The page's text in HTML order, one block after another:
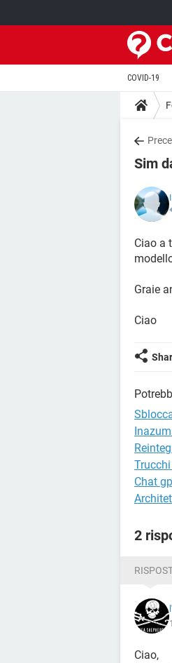
COVID-19
Sim
Ciao a
Graie
Ciao
Chat
2
Ciao,